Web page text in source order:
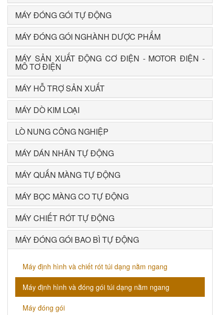
MÁY ĐÓNG GÓI TỰ ĐỘNG
MÁY ĐÓNG GÓI NGHÀNH DƯỢC PHẨM
MÁY SẢN XUẤT ĐỘNG CƠ ĐIỆN - MOTOR ĐIỆN -
MÔ TƠ ĐIỆN
MÁY HỖ TRỢ SẢN XUẤT
MÁY DÒ KIM LOẠI
LÒ NUNG CÔNG NGHIỆP
MÁY DÁN NHÃN TỰ ĐỘNG
MÁY QUẤN MÀNG TỰ ĐỘNG
MÁY BỌC MÀNG CO TỰ ĐỘNG
MÁY CHIẾT RÓT TỰ ĐỘNG
MÁY ĐÓNG GÓI BAO BÌ TỰ ĐỘNG
Máy định hình và chiết rót túi dạng nằm ngang
Máy định hình và đóng gói túi dạng nằm ngang
Máy đóng gói